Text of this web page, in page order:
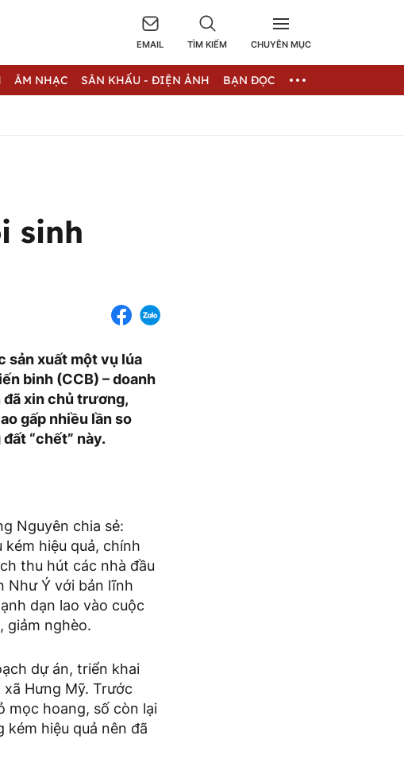
EMAIL TÌM KIẾM CHUYÊN MỤC
ÂM NHẠC SÂN KHẤU - ĐIỆN ẢNH BẠN ĐỌC
sinh
sản xuất một vụ lúa
binh (CCB) – doanh
đã xin chủ trương,
gấp nhiều lần so
“chết” này.
Nguyên chia sẻ:
hiệu quả, chính
thu hút các nhà đầu
Như Ý với bản lĩnh
dạn lao vào cuộc
giảm nghèo.
dự án, triển khai
Hưng Mỹ. Trước
mọc hoang, số còn lại
hiệu quả nên đã